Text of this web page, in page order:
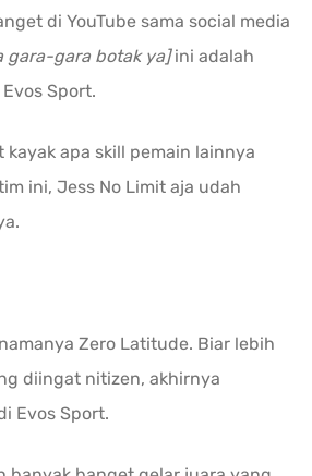
di YouTube sama social media
gara-gara botak ya]ini adalah
Sport.
apa skill pemain lainnya
ini, Jess No Limit aja udah
Zero Latitude. Biar lebih
diingat nitizen, akhirnya
Evos Sport.